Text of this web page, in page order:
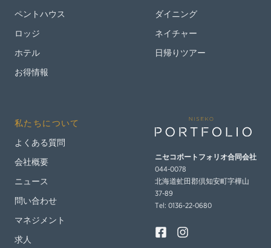
ペントハウス
ロッジ
ホテル
お得情報
ダイニング
ネイチャー
日帰りツアー
私たちについて
よくある質問
会社概要
ニュース
問い合わせ
マネジメント
求人
ニセコポートフォリオ合同会社
044-0078
北海道虻田郡倶知安町字樺山
37-89
Tel: 0136‐22‐0680